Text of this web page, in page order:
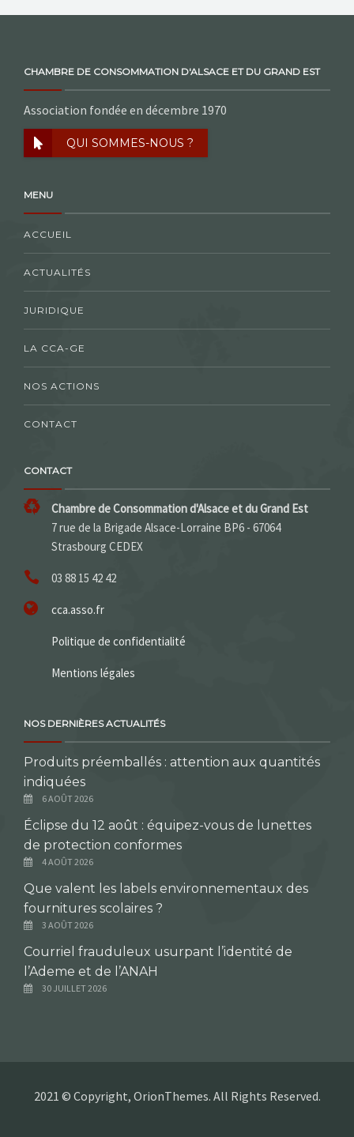
CHAMBRE DE CONSOMMATION D'ALSACE ET DU GRAND EST
Association fondée en décembre 1970
QUI SOMMES-NOUS ?
MENU
ACCUEIL
ACTUALITÉS
JURIDIQUE
LA CCA-GE
NOS ACTIONS
CONTACT
CONTACT
Chambre de Consommation d'Alsace et du Grand Est
7 rue de la Brigade Alsace-Lorraine BP6 - 67064
Strasbourg CEDEX
03 88 15 42 42
cca.asso.fr
Politique de confidentialité
Mentions légales
NOS DERNIÈRES ACTUALITÉS
Produits préemballés : attention aux quantités
indiquées
6 AOÛT 2026
Éclipse du 12 août : équipez-vous de lunettes
de protection conformes
4 AOÛT 2026
Que valent les labels environnementaux des
fournitures scolaires ?
3 AOÛT 2026
Courriel frauduleux usurpant l’identité de
l’Ademe et de l’ANAH
30 JUILLET 2026
2021 © Copyright, OrionThemes. All Rights Reserved.